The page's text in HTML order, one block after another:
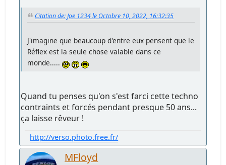
Citation de: Joe 1234 le Octobre 10, 2022, 16:32:35
J'imagine que beaucoup d'entre eux pensent que le
Réflex est la seule chose valable dans ce
monde.....
Quand tu penses qu'on s'est farci cette techno
contraints et forcés pendant presque 50 ans...
ça laisse rêveur !
http://verso.photo.free.fr/
MFloyd